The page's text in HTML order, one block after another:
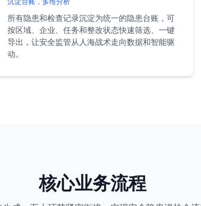
所有隐患和检查记录沉淀为统一的隐患台账，可
按区域、企业、任务和整改状态快速筛选、一键
导出，让安全监管从人海战术走向数据和智能驱
动。
核心业务流程